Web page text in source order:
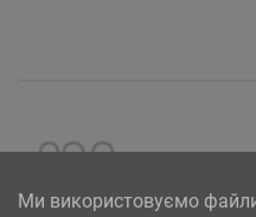
Ми використовуємо